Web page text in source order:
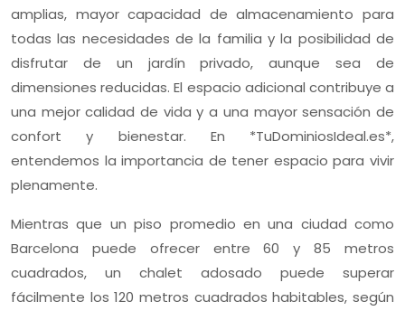
amplias, mayor capacidad de almacenamiento para
todas las necesidades de la familia y la posibilidad de
disfrutar de un jardín privado, aunque sea de
dimensiones reducidas. El espacio adicional contribuye a
una mejor calidad de vida y a una mayor sensación de
confort y bienestar. En *TuDominiosIdeal.es*,
entendemos la importancia de tener espacio para vivir
plenamente.
Mientras que un piso promedio en una ciudad como
Barcelona puede ofrecer entre 60 y 85 metros
cuadrados, un chalet adosado puede superar
fácilmente los 120 metros cuadrados habitables, según